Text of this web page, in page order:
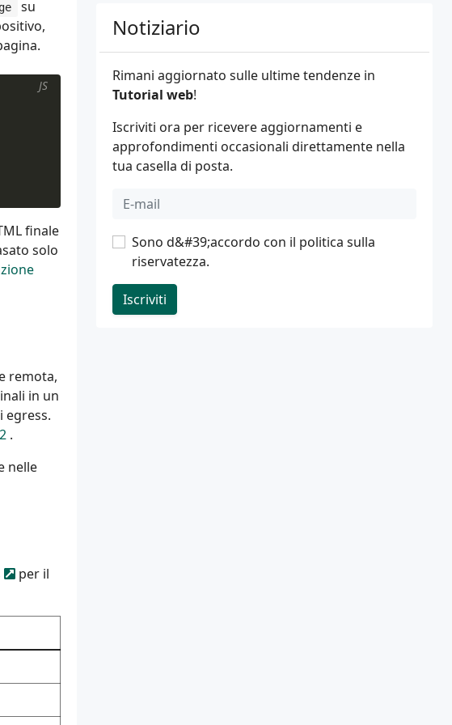
su
JS
finale
solo
remota,
in un
egress.
.
nelle
per il
Notiziario
Rimani aggiornato sulle ultime tendenze in
Tutorial web!
Iscriviti ora per ricevere aggiornamenti e
approfondimenti occasionali direttamente nella
tua casella di posta.
Sono d&#39;accordo con il politica sulla
riservatezza.
Iscriviti